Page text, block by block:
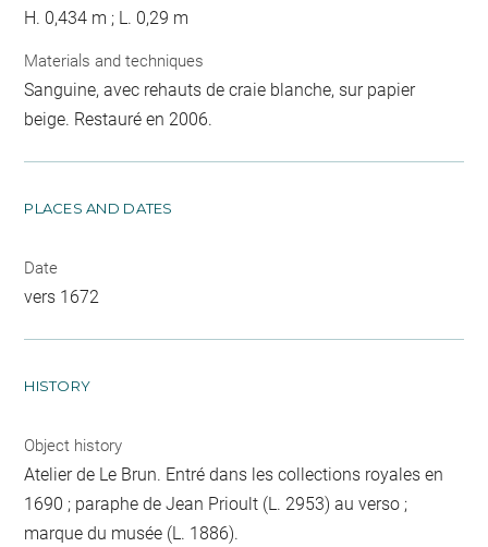
H. 0,434 m ; L. 0,29 m
Materials and techniques
Sanguine, avec rehauts de craie blanche, sur papier
beige. Restauré en 2006.
PLACES AND DATES
Date
vers 1672
HISTORY
Object history
Atelier de Le Brun. Entré dans les collections royales en
1690 ; paraphe de Jean Prioult (L. 2953) au verso ;
marque du musée (L. 1886).